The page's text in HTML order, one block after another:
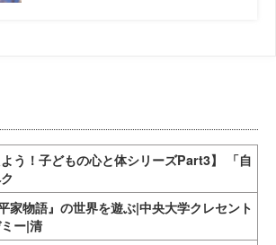
よう！子どもの心と体シリーズPart3】 「自
家物語』の世界を遊ぶ|中央大学クレセント
ー|清